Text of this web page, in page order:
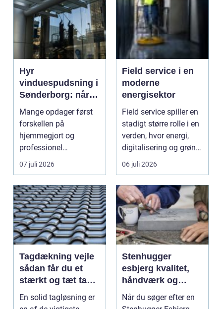
Hyr
vinduespudsning i
Sønderborg: når
det skal være nemt
Mange opdager først
forskellen på
hjemmegjort og
professionel
vinduespudsning, nå...
07 juli 2026
Field service i en
moderne
energisektor
Field service spiller en
stadigt større rolle i en
verden, hvor energi,
digitalisering og grøn
omsti...
06 juli 2026
Tagdækning vejle
sådan får du et
stærkt og tæt tag i
mange år
En solid tagløsning er
Stenhugger
esbjerg kvalitet,
håndværk og
personlige
løsninger
Når du søger efter en